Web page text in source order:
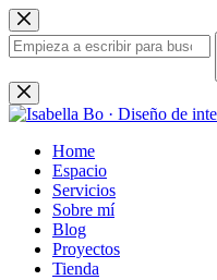
Saltar
al
contenido
Sin
resultados
Home
Espacio
Servicios
Sobre mí
Blog
Proyectos
Tienda